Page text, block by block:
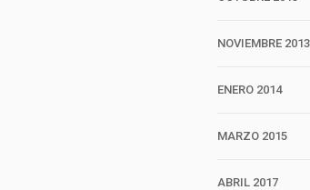
NOVIEMBRE 2013
ENERO 2014
MARZO 2015
ABRIL 2017